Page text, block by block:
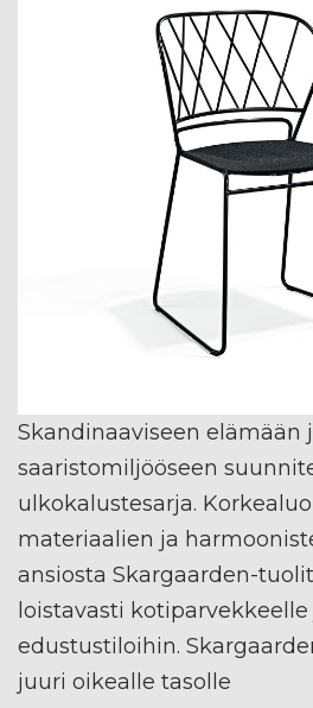
Skandinaaviseen elämään
saaristomiljööseen
ulkokalustesarja.
materiaalien ja
ansiosta Skargaarden-
loistavasti
edustustiloihin.
juuri oikealle tasolle